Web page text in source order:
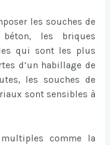
les souches de
les briques
qui sont les plus
d’un habillage de
les souches de
sont sensibles à
comme la